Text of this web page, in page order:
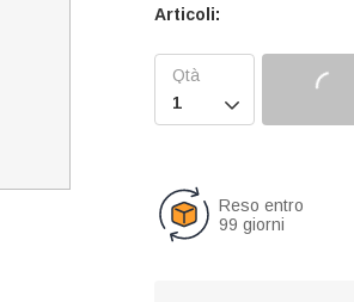
Articoli:

Reso entro
99 giorni